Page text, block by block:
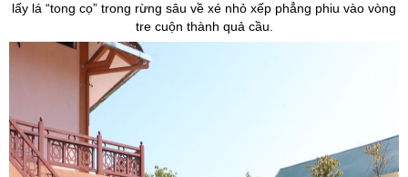
lấy lá “tong cọ” trong rừng sâu về xé nhỏ xếp phẳng phiu vào vòng
tre cuộn thành quả cầu.